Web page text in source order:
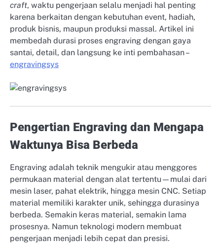
craft, waktu pengerjaan selalu menjadi hal penting
karena berkaitan dengan kebutuhan event, hadiah,
produk bisnis, maupun produksi massal. Artikel ini
membedah durasi proses engraving dengan gaya
santai, detail, dan langsung ke inti pembahasan –
engravingsys
Pengertian Engraving dan Mengapa
Waktunya Bisa Berbeda
Engraving adalah teknik mengukir atau menggores
permukaan material dengan alat tertentu—mulai dari
mesin laser, pahat elektrik, hingga mesin CNC. Setiap
material memiliki karakter unik, sehingga durasinya
berbeda. Semakin keras material, semakin lama
prosesnya. Namun teknologi modern membuat
pengerjaan menjadi lebih cepat dan presisi.